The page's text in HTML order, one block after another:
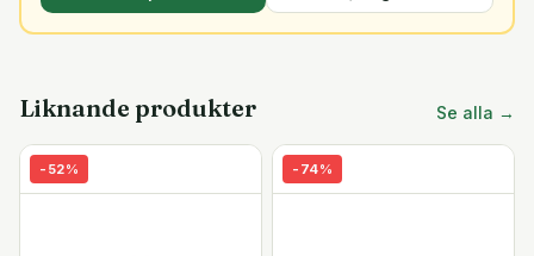
Liknande produkter Se alla →
- 52% - 74%